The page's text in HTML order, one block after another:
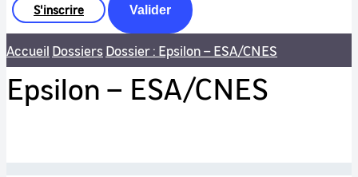
S'inscrire Valider
Accueil DossiersDossier : Epsilon – ESA/CNES
Epsilon – ESA/CNES